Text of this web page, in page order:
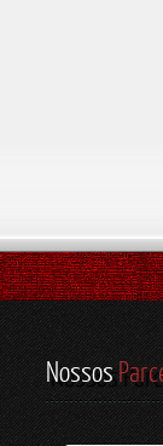
Nossos